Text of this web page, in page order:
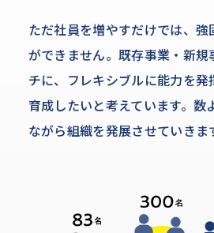
ただ社員を増やすだけでは、強
ができません。既存事業・新
チに、フレキシブルに能力を
育成したいと考えています。数
ながら組織を発展させていきま